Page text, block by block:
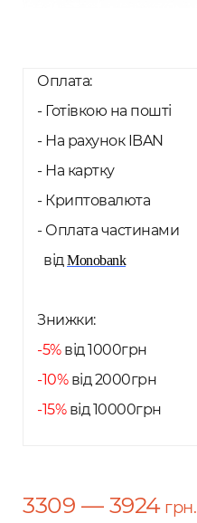
Оплата:
- Готівкою на пошті
- На рахунок IBAN
- На картку
- Криптовалюта
- Оплата частинами
відMonobank
Знижки:
-5%від 1000грн
-10%від 2000грн
-15%від 10000грн
3309 — 3924грн.